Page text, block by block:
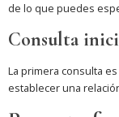
de lo que puedes
Consulta
La primera consulta
establecer una